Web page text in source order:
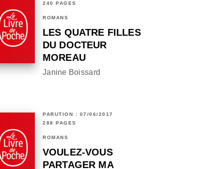
240 PAGES
ROMANS
LES QUATRE FILLES
DU DOCTEUR
MOREAU
Janine Boissard
PARUTION : 07/06/2017
288 PAGES
ROMANS
VOULEZ-VOUS
PARTAGER MA